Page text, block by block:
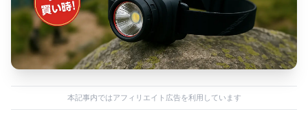
本記事内ではアフィリエイト広告を利用しています